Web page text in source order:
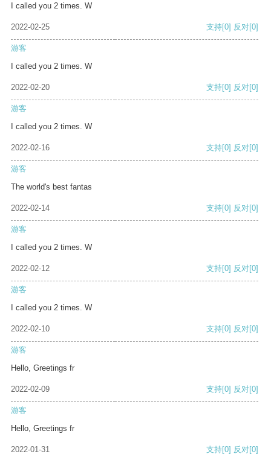
I called you 2 times. W
2022-02-25 支持[0] 反对[0]
游客
I called you 2 times. W
2022-02-20 支持[0] 反对[0]
游客
I called you 2 times. W
2022-02-16 支持[0] 反对[0]
游客
The world's best fantas
2022-02-14 支持[0] 反对[0]
游客
I called you 2 times. W
2022-02-12 支持[0] 反对[0]
游客
I called you 2 times. W
2022-02-10 支持[0] 反对[0]
游客
Hello, Greetings fr
2022-02-09 支持[0] 反对[0]
游客
Hello, Greetings fr
2022-01-31 支持[0] 反对[0]